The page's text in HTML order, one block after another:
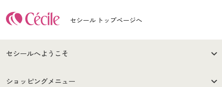
セシール トップページへ
セシールへようこそ
はじめての方へ
ショッピングメニュー